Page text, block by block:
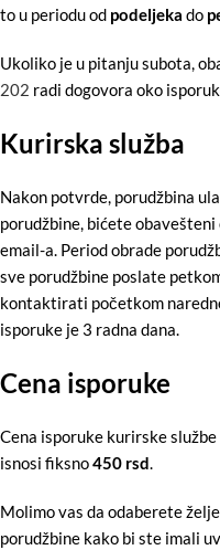
to u periodu od podeljeka do
Ukoliko je u pitanju subota,
202 radi dogovora oko
Kurirska služba
Nakon potvrde, porudžbina
porudžbine, bićete
email-a. Period obrade
sve porudžbine poslate
kontaktirati početkom
isporuke je 3 radna dana.
Cena isporuke
Cena isporuke kurirske
isnosi fiksno450 rsd.
Molimo vas da odaberete
porudžbine kako bi ste imali